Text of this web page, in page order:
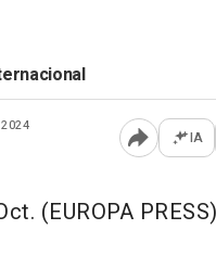
Abrir IA
(EUROPA